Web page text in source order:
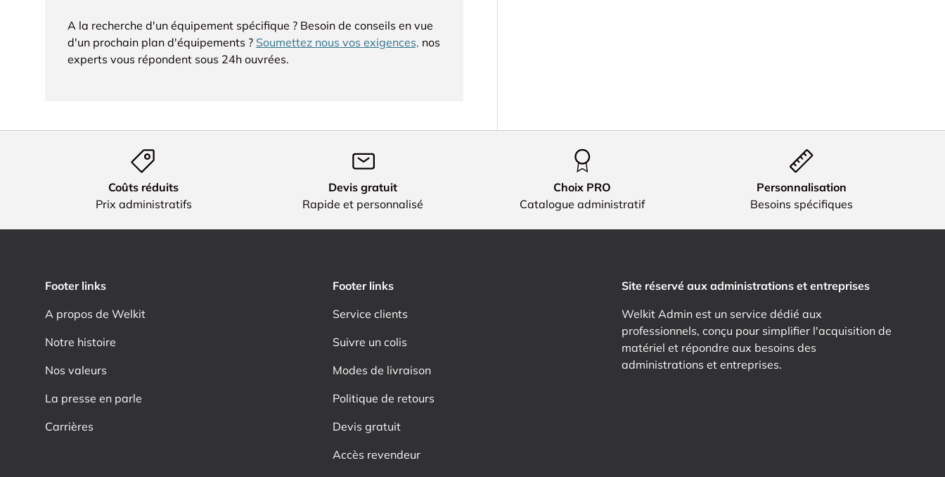
A la recherche d'un équipement spécifique ? Besoin de conseils en vue
d'un prochain plan d'équipements ? Soumettez nous vos exigences, nos
experts vous répondent sous 24h ouvrées.
Coûts réduits
Prix administratifs
Devis gratuit
Rapide et personnalisé
Choix PRO
Catalogue administratif
Personnalisation
Besoins spécifiques
Footer links
A propos de Welkit
Notre histoire
Nos valeurs
La presse en parle
Carrières
Footer links
Service clients
Suivre un colis
Modes de livraison
Politique de retours
Devis gratuit
Accès revendeur
Site réservé aux administrations et entreprises
Welkit Admin est un service dédié aux
professionnels, conçu pour simplifier l'acquisition de
matériel et répondre aux besoins des
administrations et entreprises.